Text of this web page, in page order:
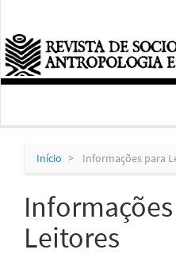
Conteúdo
principal
Barra
Lateral
Início Informações para
Leitores